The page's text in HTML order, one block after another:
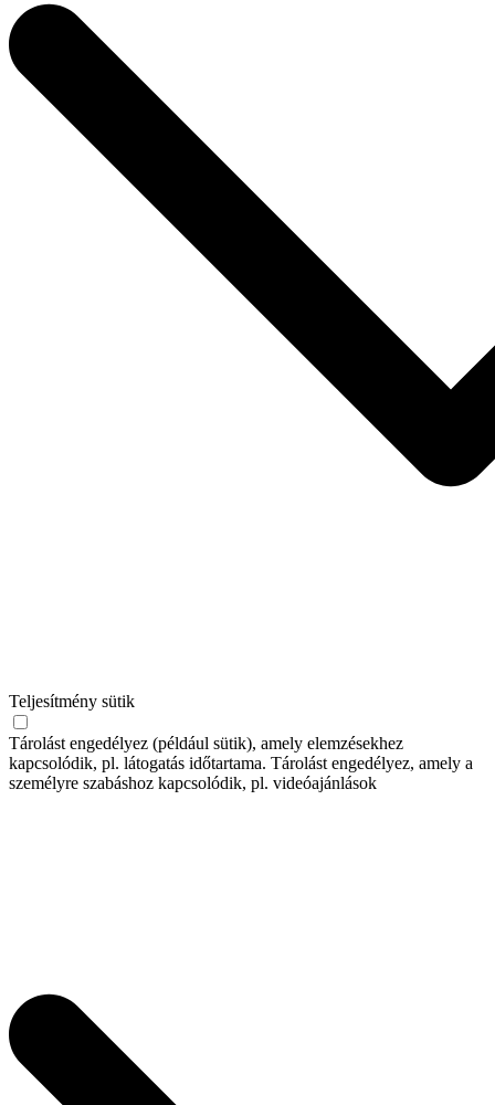
Teljesítmény sütik
Tárolást engedélyez (például sütik), amely elemzésekhez
kapcsolódik, pl. látogatás időtartama. Tárolást engedélyez, amely a
személyre szabáshoz kapcsolódik, pl. videóajánlások